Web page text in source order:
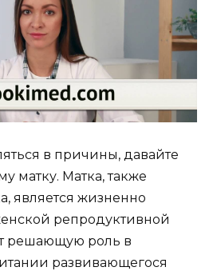
в причины, давайте
матку. Матка, также
является жизненно
репродуктивной
решающую роль в
развивающегося